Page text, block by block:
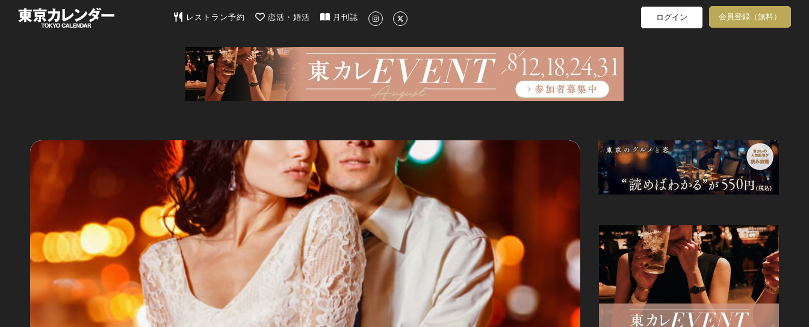
東京カレンダー | 最新のグルメ、洗練されたライフスタイル情報
レストラン予約 恋活・婚活 月刊誌 ログイン 会員登録（無料）